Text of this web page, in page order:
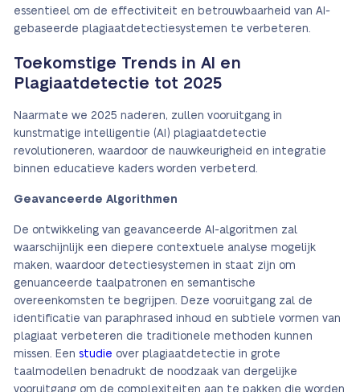
essentieel om de effectiviteit en betrouwbaarheid van AI-
gebaseerde plagiaatdetectiesystemen te verbeteren.
Toekomstige Trends in AI en
Plagiaatdetectie tot 2025
Naarmate we 2025 naderen, zullen vooruitgang in
kunstmatige intelligentie (AI) plagiaatdetectie
revolutioneren, waardoor de nauwkeurigheid en integratie
binnen educatieve kaders worden verbeterd.
Geavanceerde Algorithmen
De ontwikkeling van geavanceerde AI-algoritmen zal
waarschijnlijk een diepere contextuele analyse mogelijk
maken, waardoor detectiesystemen in staat zijn om
genuanceerde taalpatronen en semantische
overeenkomsten te begrijpen. Deze vooruitgang zal de
identificatie van paraphrased inhoud en subtiele vormen van
plagiaat verbeteren die traditionele methoden kunnen
missen. Een studie over plagiaatdetectie in grote
taalmodellen benadrukt de noodzaak van dergelijke
vooruitgang om de complexiteiten aan te pakken die worden